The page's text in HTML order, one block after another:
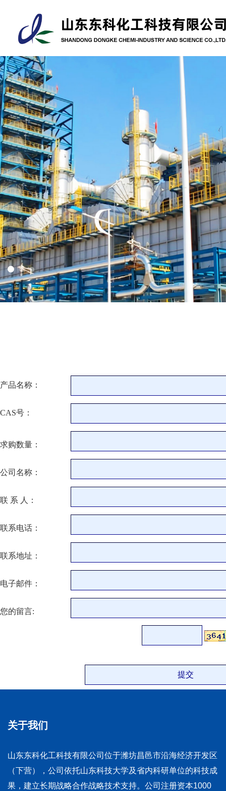
产品名称：
CAS号：
求购数量：
公司名称：
联 系 人：
联系电话：
联系地址：
电子邮件：
您的留言:
关于我们
山东东科化工科技有限公司位于潍坊昌邑市沿海经济开发区
（下营），公司依托山东科技大学及省内科研单位的科技成
果，建立长期战略合作战略技术支持。公司注册资本1000